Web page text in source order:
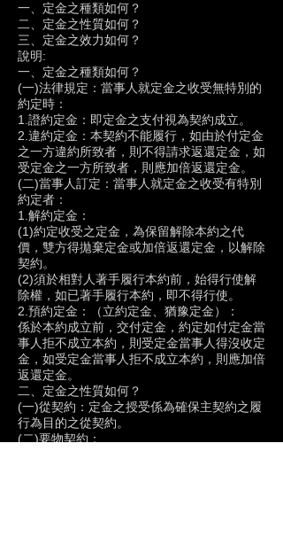
一、定金之種類如何？
二、定金之性質如何？
三、定金之效力如何？
說明:
一、定金之種類如何？
(一)法律規定：當事人就定金之收受無特別的
約定時：
1.證約定金：即定金之支付視為契約成立。
2.違約定金：本契約不能履行，如由於付定金
之一方違約所致者，則不得請求返還定金，如
受定金之一方所致者，則應加倍返還定金。
(二)當事人訂定：當事人就定金之收受有特別
約定者：
1.解約定金：
(1)約定收受之定金，為保留解除本約之代
價，雙方得拋棄定金或加倍返還定金，以解除
契約。
(2)須於相對人著手履行本約前，始得行使解
除權，如已著手履行本約，即不得行使。
2.預約定金：（立約定金、猶豫定金）：
係於本約成立前，交付定金，約定如付定金當
事人拒不成立本約，則受定金當事人得沒收定
金，如受定金當事人拒不成立本約，則應加倍
返還定金。
二、定金之性質如何？
(一)從契約：定金之授受係為確保主契約之履
行為目的之從契約。
(二)要物契約：